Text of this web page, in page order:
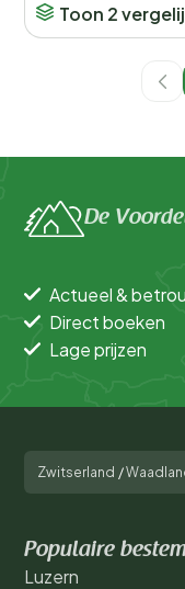
Toon 2
De
Actueel &
Direct boeken
Lage prijzen
Zwitserland /
Populaire
Luzern